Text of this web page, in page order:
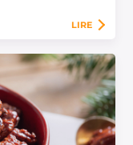
LIRE